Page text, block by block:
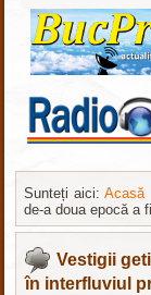
Sunteți aici: Acasă
de-a doua epocă a
http://nachodki.ru/
Vestigii
în interfluviul